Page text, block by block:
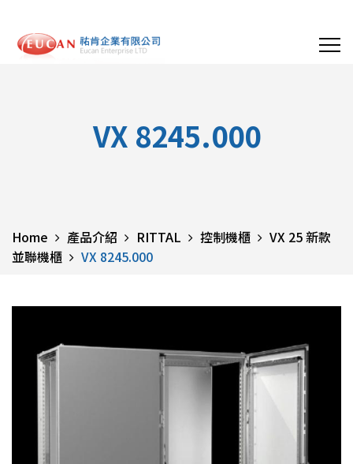
VX 8245.000
Home 產品介紹 RITTAL 控制機櫃
VX 25 新款
並聯機櫃
VX 8245.000